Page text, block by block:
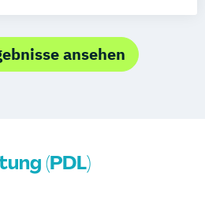
(Demenzassistenz)
in der
für
Fachkraft
r in der ambulanten
ansehen
(PDL)